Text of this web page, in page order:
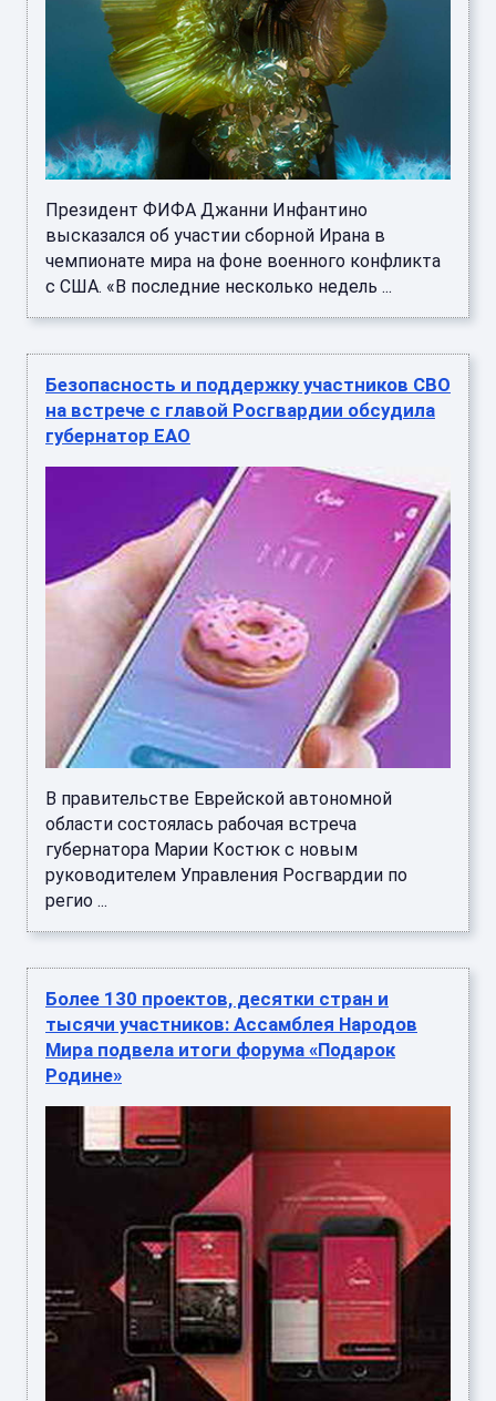
Президент ФИФА Джанни Инфантино
высказался об участии сборной Ирана в
чемпионате мира на фоне военного конфликта
с США. «В последние несколько недель ...
Безопасность и поддержку участников СВО
на встрече с главой Росгвардии обсудила
губернатор ЕАО
В правительстве Еврейской автономной
области состоялась рабочая встреча
губернатора Марии Костюк с новым
руководителем Управления Росгвардии по
регио ...
Более 130 проектов, десятки стран и
тысячи участников: Ассамблея Народов
Мира подвела итоги форума «Подарок
Родине»